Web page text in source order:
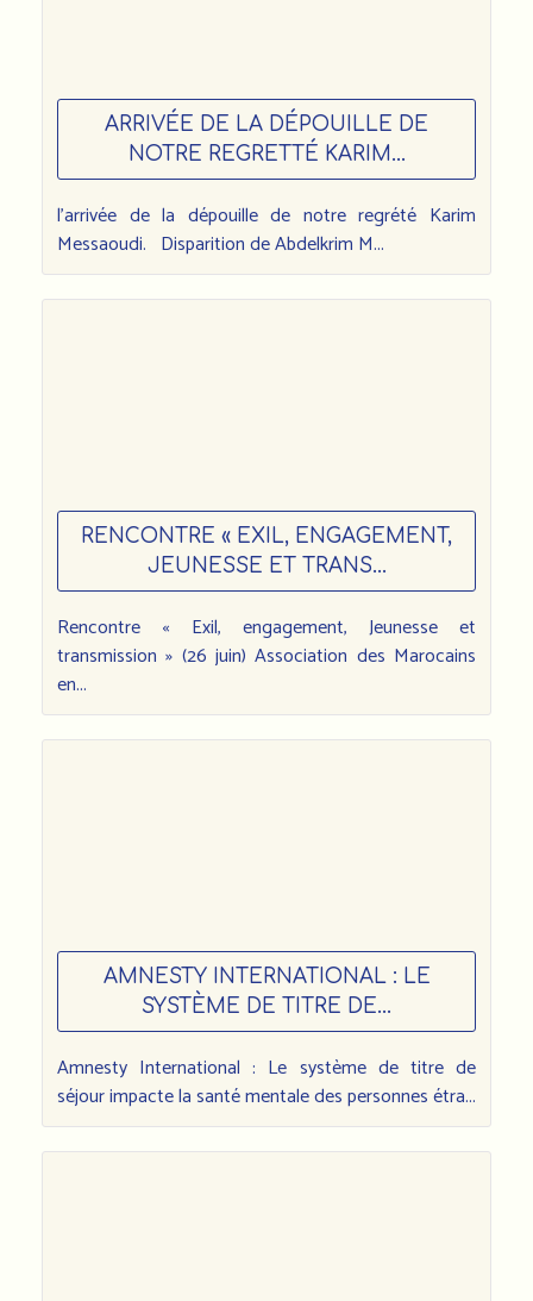
ARRIVÉE DE LA DÉPOUILLE DE
NOTRE REGRETTÉ KARIM...
l’arrivée de la dépouille de notre regrété Karim
Messaoudi. Disparition de Abdelkrim M...
RENCONTRE « EXIL, ENGAGEMENT,
JEUNESSE ET TRANS...
Rencontre « Exil, engagement, Jeunesse et
transmission » (26 juin) Association des Marocains
en...
AMNESTY INTERNATIONAL : LE
SYSTÈME DE TITRE DE...
Amnesty International : Le système de titre de
séjour impacte la santé mentale des personnes étra...